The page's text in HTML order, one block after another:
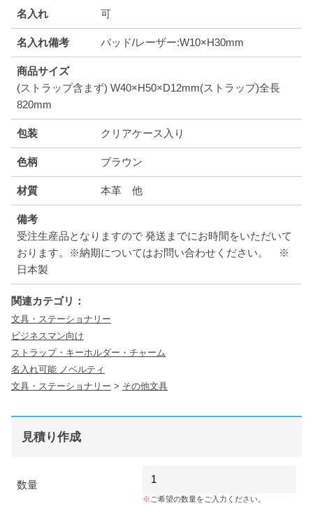
名入れ 可
名入れ備考 パッド/レーザー:W10×H30mm
商品サイズ
(ストラップ含まず) W40×H50×D12mm(ストラップ)全長
820mm
包装 クリアケース入り
色柄 ブラウン
材質 本革 他
備考
受注生産品となりますので 発送までにお時間をいただいて
おります。※納期についてはお問い合わせください。 ※
日本製
関連カテゴリ：
文具・ステーショナリー
ビジネスマン向け
ストラップ・キーホルダー・チャーム
名入れ可能 ノベルティ
文具・ステーショナリー > その他文具
見積り作成
数量
ご希望の数量をご入力ください。